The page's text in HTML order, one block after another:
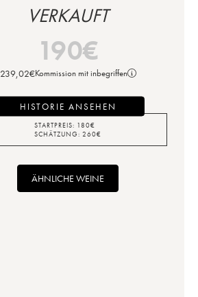
VERKAUFT
190€
239,02€Kommission mit inbegriffen
HISTORIE ANSEHEN
STARTPREIS: 180€
SCHÄTZUNG: 260€
ÄHNLICHE WEINE